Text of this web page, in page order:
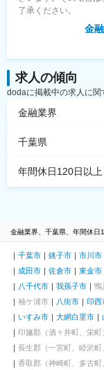
了承ください。
金
求人の傾向
dodaに掲載中の求人に関
金融業界
千葉県
年間休日120日以上
金融業界、千葉県、年間休日
千葉市 銚子市 市川市
成田市
佐倉市 東金市
八千代市
我孫子市 鴨
袖ケ浦市
八街市 印西
いすみ市
大網白里市
印旛郡（酒々井町、栄町
長生郡（一宮町、睦沢町
香取郡（神崎町、多古町